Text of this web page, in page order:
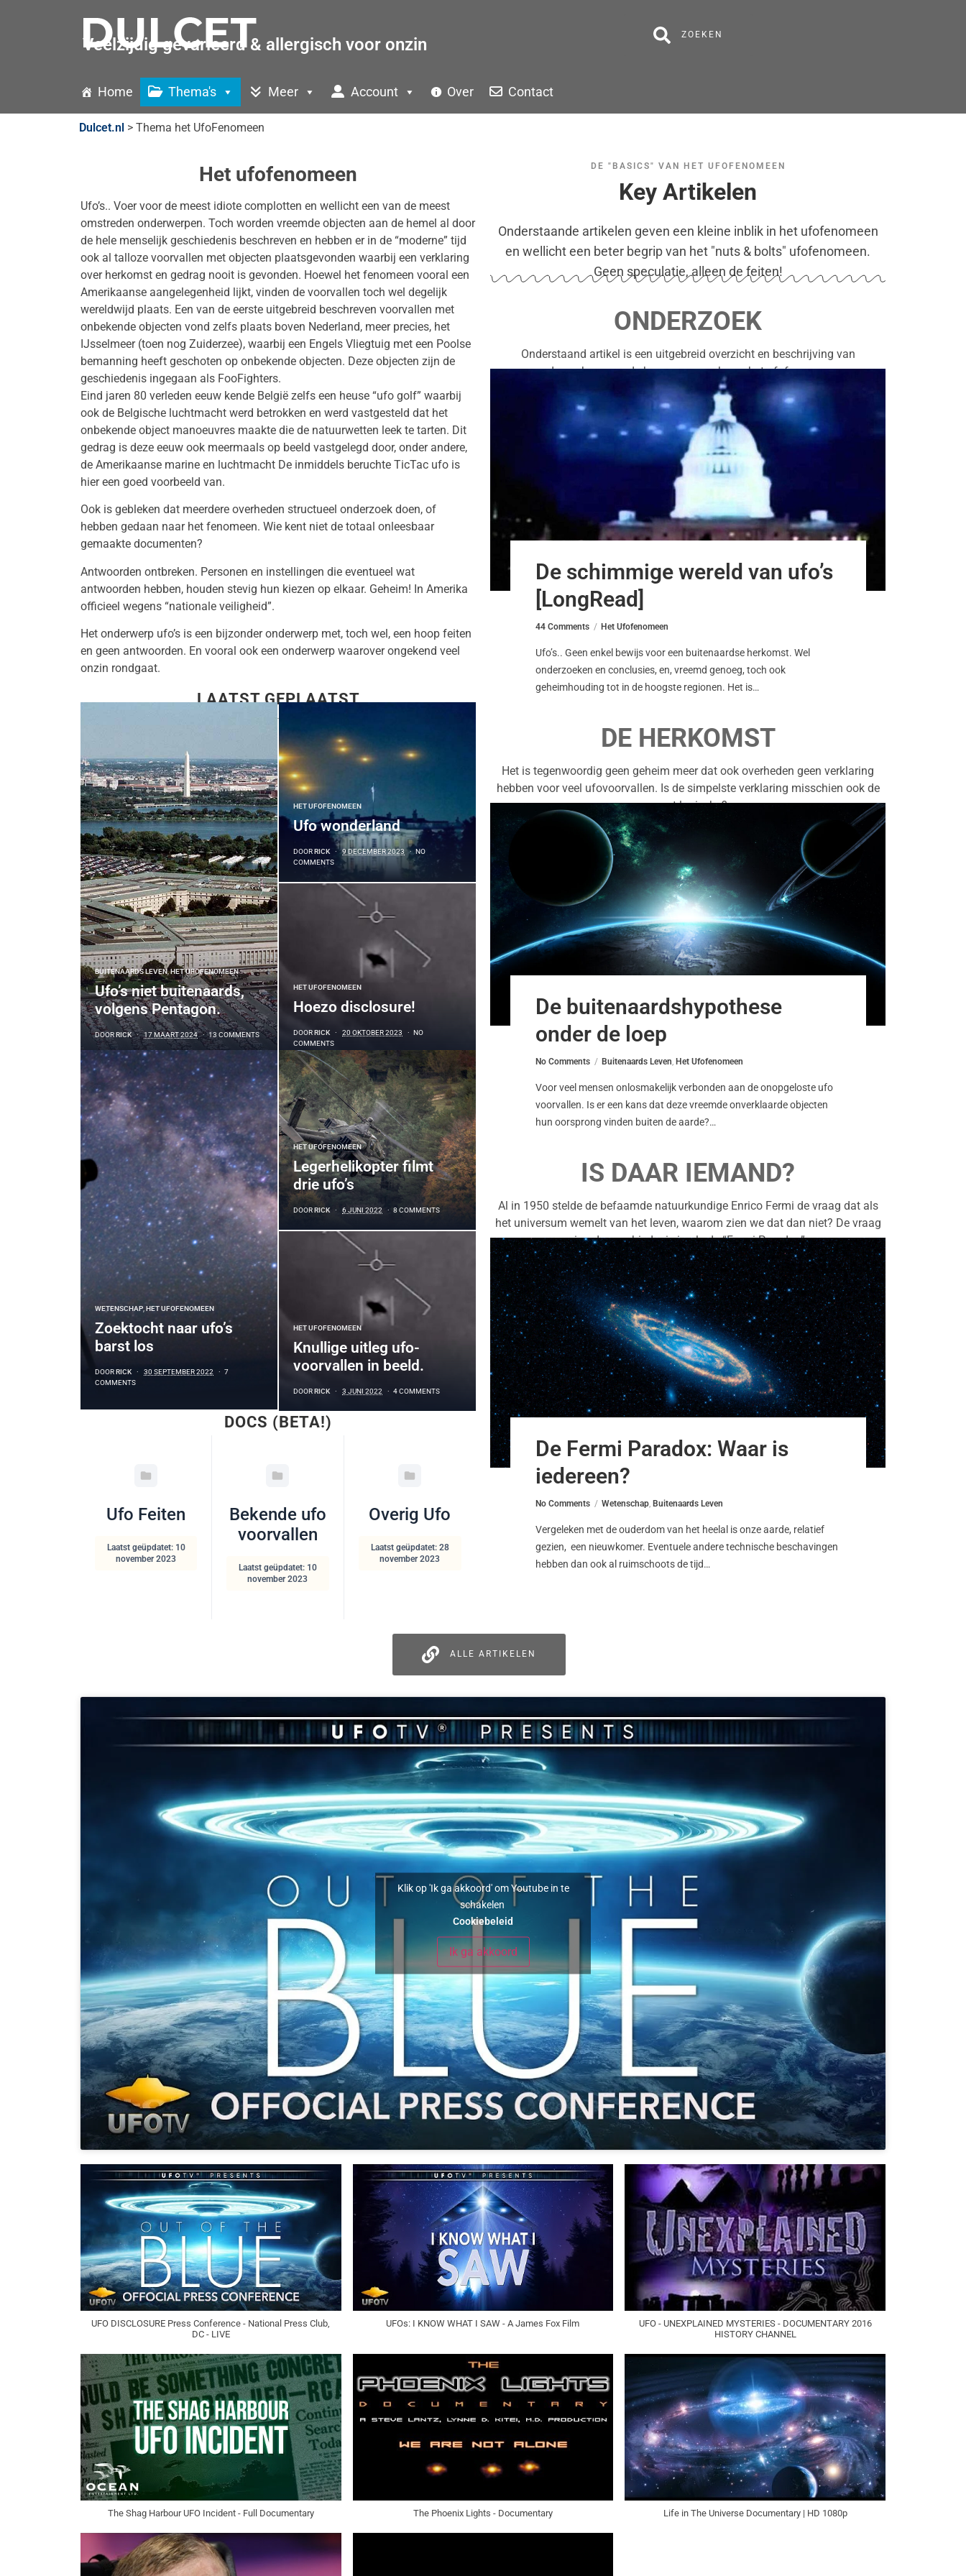
Veelzijdig gevarieerd & allergisch voor onzin ZOEKEN
Home Thema's Meer Account Over Contact
Dulcet.nl > Thema het UfoFenomeen
Het ufofenomeen
Ufo’s.. Voer voor de meest idiote complotten en wellicht een van de meest
omstreden onderwerpen. Toch worden vreemde objecten aan de hemel al door
de hele menselijk geschiedenis beschreven en hebben er in de “moderne” tijd
ook al talloze voorvallen met objecten plaatsgevonden waarbij een verklaring
over herkomst en gedrag nooit is gevonden. Hoewel het fenomeen vooral een
Amerikaanse aangelegenheid lijkt, vinden de voorvallen toch wel degelijk
wereldwijd plaats. Een van de eerste uitgebreid beschreven voorvallen met
onbekende objecten vond zelfs plaats boven Nederland, meer precies, het
IJsselmeer (toen nog Zuiderzee), waarbij een Engels Vliegtuig met een Poolse
bemanning heeft geschoten op onbekende objecten. Deze objecten zijn de
geschiedenis ingegaan als FooFighters.
Eind jaren 80 verleden eeuw kende België zelfs een heuse “ufo golf” waarbij
ook de Belgische luchtmacht werd betrokken en werd vastgesteld dat het
onbekende object manoeuvres maakte die de natuurwetten leek te tarten. Dit
gedrag is deze eeuw ook meermaals op beeld vastgelegd door, onder andere,
de Amerikaanse marine en luchtmacht De inmiddels beruchte TicTac ufo is
hier een goed voorbeeld van.
Ook is gebleken dat meerdere overheden structueel onderzoek doen, of
hebben gedaan naar het fenomeen. Wie kent niet de totaal onleesbaar
gemaakte documenten?
Antwoorden ontbreken. Personen en instellingen die eventueel wat
antwoorden hebben, houden stevig hun kiezen op elkaar. Geheim! In Amerika
officieel wegens “nationale veiligheid”.
Het onderwerp ufo’s is een bijzonder onderwerp met, toch wel, een hoop feiten
en geen antwoorden. En vooral ook een onderwerp waarover ongekend veel
onzin rondgaat.
LAATST GEPLAATST
BUITENAARDS LEVEN,HET UFOFENOMEEN
Ufo’s niet buitenaards,
volgens Pentagon.
DOORRICK 17 MAART 2024 13 COMMENTS
HET UFOFENOMEEN
Ufo wonderland
DOORRICK 9 DECEMBER 2023
NO
COMMENTS
HET UFOFENOMEEN
Hoezo disclosure!
DOORRICK 20 OKTOBER 2023
NO
COMMENTS
WETENSCHAP HET UFOFENOMEEN
Zoektocht naar ufo’s
barst los
DOORRICK 30 SEPTEMBER 2022
7
COMMENTS
HET UFOFENOMEEN
Legerhelikopter filmt
drie ufo’s
DOORRICK 6 JUNI 2022 8 COMMENTS
HET UFOFENOMEEN
Knullige uitleg ufo-
voorvallen in beeld.
DOORRICK 3 JUNI 2022 4 COMMENTS
DOCS (BETA!)
Ufo Feiten
Laatst geüpdatet: 10
november 2023
Bekende ufo
voorvallen
Laatst geüpdatet: 10
november 2023
Overig Ufo
Laatst geüpdatet: 28
november 2023
DE "BASICS" VAN HET UFOFENOMEEN
Key Artikelen
Onderstaande artikelen geven een kleine inblik in het ufofenomeen
en wellicht een beter begrip van het "nuts & bolts" ufofenomeen.
Geen speculatie, alleen de feiten!
ONDERZOEK
Onderstaand artikel is een uitgebreid overzicht en beschrijving van
onderzoeken naar de kern en oorzaak van het ufofenomeen.
De schimmige wereld van ufo’s
[LongRead]
44 Comments Het Ufofenomeen
Ufo’s.. Geen enkel bewijs voor een buitenaardse herkomst. Wel
onderzoeken en conclusies, en, vreemd genoeg, toch ook
geheimhouding tot in de hoogste regionen. Het is…
DE HERKOMST
Het is tegenwoordig geen geheim meer dat ook overheden geen verklaring
hebben voor veel ufovoorvallen. Is de simpelste verklaring misschien ook de
meest logische?
De buitenaardshypothese
onder de loep
No Comments Buitenaards Leven Het Ufofenomeen
Voor veel mensen onlosmakelijk verbonden aan de onopgeloste ufo
voorvallen. Is er een kans dat deze vreemde onverklaarde objecten
hun oorsprong vinden buiten de aarde?…
IS DAAR IEMAND?
Al in 1950 stelde de befaamde natuurkundige Enrico Fermi de vraag dat als
het universum wemelt van het leven, waarom zien we dat dan niet? De vraag
ging de geschiedenis in als de “Fermi Paradox”.
De Fermi Paradox: Waar is
iedereen?
No Comments Wetenschap, Buitenaards Leven
Vergeleken met de ouderdom van het heelal is onze aarde, relatief
gezien, een nieuwkomer. Eventuele andere technische beschavingen
hebben dan ook al ruimschoots de tijd…
ALLE ARTIKELEN
Klik op 'Ik ga akkoord' om Youtube in te
schakelen
Cookiebeleid
Ik ga akkoord
UFO DISCLOSURE Press Conference - National Press Club,
DC - LIVE
UFOs: I KNOW WHAT I SAW - A James Fox Film
UFO - UNEXPLAINED MYSTERIES - DOCUMENTARY 2016
HISTORY CHANNEL
The Shag Harbour UFO Incident - Full Documentary The Phoenix Lights - Documentary Life in The Universe Documentary | HD 1080p